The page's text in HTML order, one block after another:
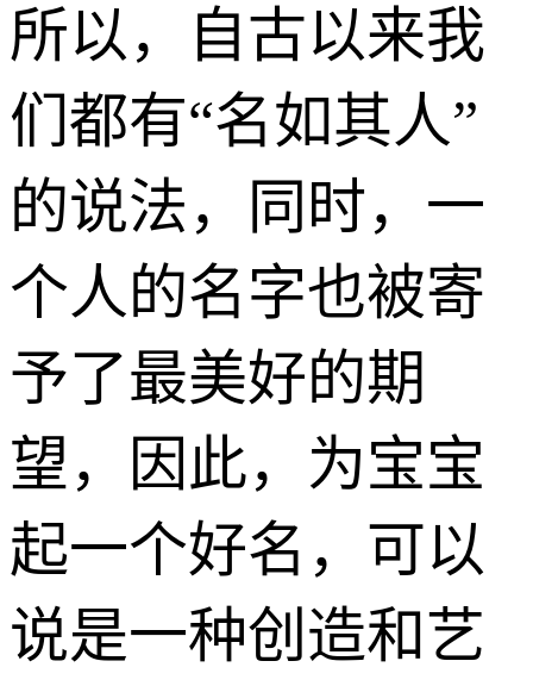
所以，自古以来我
们都有“名如其人”
的说法，同时，一
个人的名字也被寄
予了最美好的期
望，因此，为宝宝
起一个好名，可以
说是一种创造和艺